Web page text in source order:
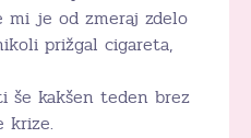
mi je od zmeraj zdelo
prižgal cigareta,
še kakšen teden brez
krize.